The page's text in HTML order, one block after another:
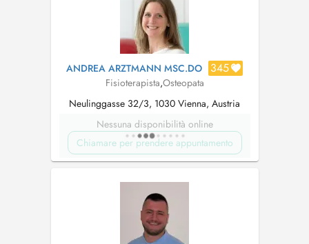
ANDREA ARZTMANN MSC.DO 345
Fisioterapista,Osteopata
Neulinggasse 32/3, 1030 Vienna, Austria
Nessuna disponibilità online
Chiamare per prendere appuntamento